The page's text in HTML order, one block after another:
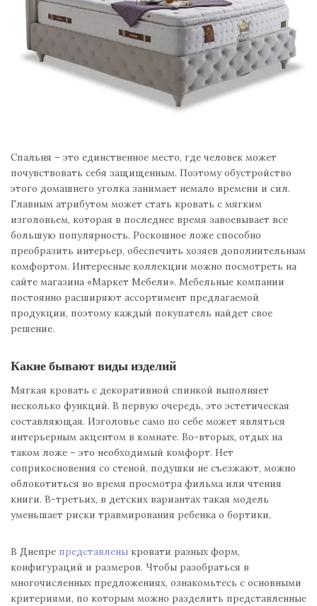
Спальня – это единственное место, где человек может
почувствовать себя защищенным. Поэтому обустройство
этого домашнего уголка занимает немало времени и сил.
Главным атрибутом может стать кровать с мягким
изголовьем, которая в последнее время завоевывает все
большую популярность. Роскошное ложе способно
преобразить интерьер, обеспечить хозяев дополнительным
комфортом. Интересные коллекции можно посмотреть на
сайте магазина «Маркет Мебели». Мебельные компании
постоянно расширяют ассортимент предлагаемой
продукции, поэтому каждый покупатель найдет свое
решение.
Какие бывают виды изделий
Мягкая кровать с декоративной спинкой выполняет
несколько функций. В первую очередь, это эстетическая
составляющая. Изголовье само по себе может являться
интерьерным акцентом в комнате. Во-вторых, отдых на
таком ложе – это необходимый комфорт. Нет
соприкосновения со стеной, подушки не съезжают, можно
облокотиться во время просмотра фильма или чтения
книги. В-третьих, в детских вариантах такая модель
уменьшает риски травмирования ребенка о бортики.
В Днепре представлены кровати разных форм,
конфигураций и размеров. Чтобы разобраться в
многочисленных предложениях, ознакомьтесь с основными
критериями, по которым можно разделить представленные